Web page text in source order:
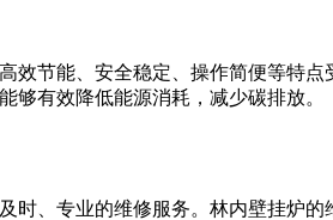
效节能、安全稳定、操作简便等特
够有效降低能源消耗，减少碳排放。
时、专业的维修服务。林内壁挂炉